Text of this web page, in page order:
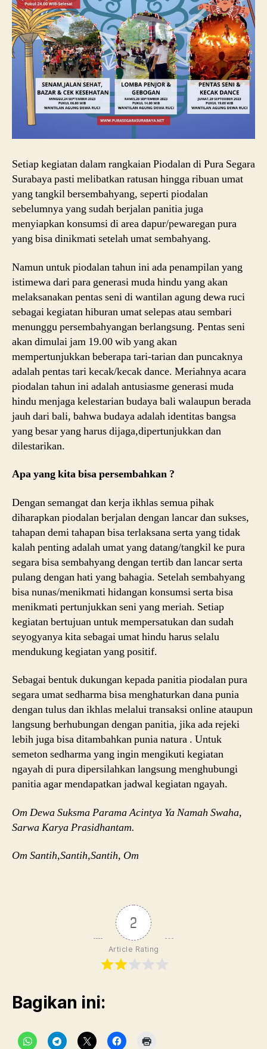
Setiap kegiatan dalam rangkaian Piodalan di Pura Segara
Surabaya pasti melibatkan ratusan hingga ribuan umat
yang tangkil bersembahyang, seperti piodalan
sebelumnya yang sudah berjalan panitia juga
menyiapkan konsumsi di area dapur/pewaregan pura
yang bisa dinikmati setelah umat sembahyang.
Namun untuk piodalan tahun ini ada penampilan yang
istimewa dari para generasi muda hindu yang akan
melaksanakan pentas seni di wantilan agung dewa ruci
sebagai kegiatan hiburan umat selepas atau sembari
menunggu persembahyangan berlangsung. Pentas seni
akan dimulai jam 19.00 wib yang akan
mempertunjukkan beberapa tari-tarian dan puncaknya
adalah pentas tari kecak/kecak dance. Meriahnya acara
piodalan tahun ini adalah antusiasme generasi muda
hindu menjaga kelestarian budaya bali walaupun berada
jauh dari bali, bahwa budaya adalah identitas bangsa
yang besar yang harus dijaga,dipertunjukkan dan
dilestarikan.
Apa yang kita bisa persembahkan ?
Dengan semangat dan kerja ikhlas semua pihak
diharapkan piodalan berjalan dengan lancar dan sukses,
tahapan demi tahapan bisa terlaksana serta yang tidak
kalah penting adalah umat yang datang/tangkil ke pura
segara bisa sembahyang dengan tertib dan lancar serta
pulang dengan hati yang bahagia. Setelah sembahyang
bisa nunas/menikmati hidangan konsumsi serta bisa
menikmati pertunjukkan seni yang meriah. Setiap
kegiatan bertujuan untuk mempersatukan dan sudah
seyogyanya kita sebagai umat hindu harus selalu
mendukung kegiatan yang positif.
Sebagai bentuk dukungan kepada panitia piodalan pura
segara umat sedharma bisa menghaturkan dana punia
dengan tulus dan ikhlas melalui transaksi online ataupun
langsung berhubungan dengan panitia, jika ada rejeki
lebih juga bisa ditambahkan punia natura . Untuk
semeton sedharma yang ingin mengikuti kegiatan
ngayah di pura dipersilahkan langsung menghubungi
panitia agar mendapatkan jadwal kegiatan ngayah.
Om Dewa Suksma Parama Acintya Ya Namah Swaha,
Sarwa Karya Prasidhantam.
Om Santih,Santih,Santih, Om
2
Article Rating
Bagikan ini:
u
a
b
y
a ,